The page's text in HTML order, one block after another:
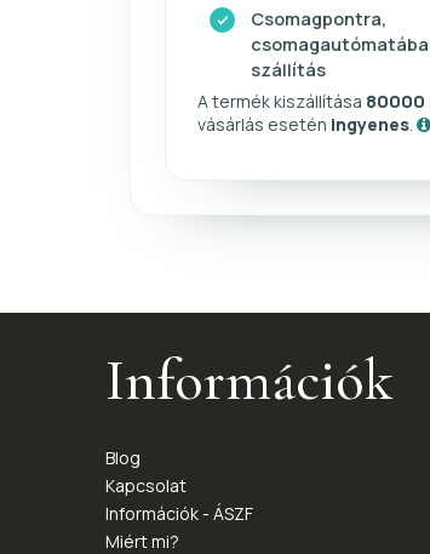
Csomagpontra,
szállítás
A termék kiszállítása 80000
vásárlás esetén ingyenes.
Információk
Blog
Kapcsolat
Információk - ÁSZF
Miért mi?